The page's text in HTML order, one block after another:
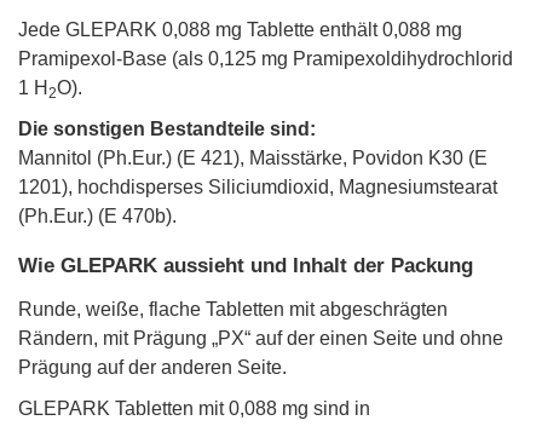
Jede GLEPARK 0,088 mg Tablette enthält 0,088 mg
Pramipexol-Base (als 0,125 mg Pramipexoldihydrochlorid
1 H 2O).
Die sonstigen Bestandteile sind:
Mannitol (Ph.Eur.) (E 421), Maisstärke, Povidon K30 (E
1201), hochdisperses Siliciumdioxid, Magnesiumstearat
(Ph.Eur.) (E 470b).
Wie GLEPARK aussieht und Inhalt der Packung
Runde, weiße, flache Tabletten mit abgeschrägten
Rändern, mit Prägung „PX“ auf der einen Seite und ohne
Prägung auf der anderen Seite.
GLEPARK Tabletten mit 0,088 mg sind in